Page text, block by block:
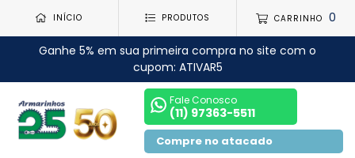
INÍCIO PRODUTOS CARRINHO 0
Ganhe 5% em sua primeira compra no site com o
cupom: ATIVAR5
Fale Conosco
(11) 97363-5511
Compre no atacado